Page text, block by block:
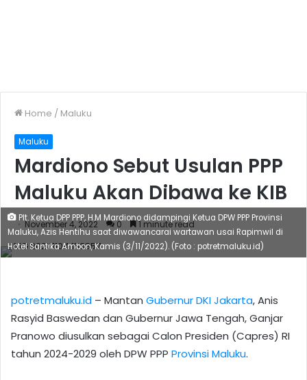
Home / Maluku
Maluku
Mardiono Sebut Usulan PPP
Maluku Akan Dibawa ke KIB
November 4, 2022 0 1 minute read
Plt. Ketua DPP PPP, H.M Mardiono didampingi Ketua DPW PPP Provinsi
Maluku, Azis Hentihu saat diwawancarai wartawan usai Rapimwil di
Hotel Santika Ambon, Kamis (3/11/2022). (Foto : potretmaluku.id)
potretmaluku.id – Mantan Gubernur DKI Jakarta, Anis
Rasyid Baswedan dan Gubernur Jawa Tengah, Ganjar
Pranowo diusulkan sebagai Calon Presiden (Capres) RI
tahun 2024-2029 oleh DPW PPP Provinsi Maluku.